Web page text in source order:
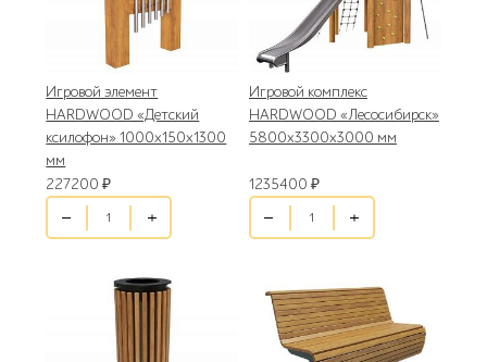
Игровой элемент
HARDWOOD «Детский
ксилофон» 1000х150х1300
мм
227200 ₽
Игровой комплекс
HARDWOOD «Лесосибирск»
5800х3300х3000 мм
1235400 ₽